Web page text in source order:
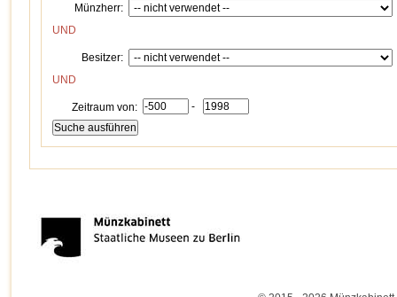
Münzherr:
UND
Besitzer:
UND
Zeitraum von: -